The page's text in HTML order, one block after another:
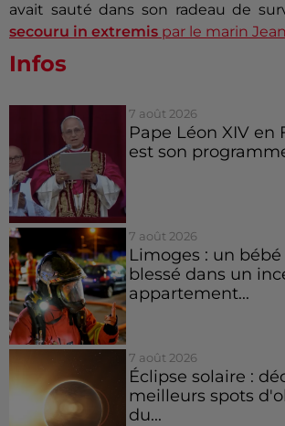
avait sauté dans son radeau de
secouru in extremis par le marin
Infos
7 août 2026
Pape Léon XIV en
est son
7 août 2026
Limoges : un
blessé dans un
appartement...
7 août 2026
Éclipse solaire :
meilleurs spots
du...